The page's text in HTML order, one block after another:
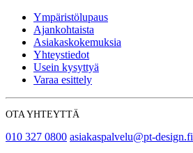
Ympäristölupaus
Ajankohtaista
Asiakaskokemuksia
Yhteystiedot
Usein kysyttyä
Varaa esittely
OTA YHTEYTTÄ
010 327 0800 asiakaspalvelu@pt-design.fi